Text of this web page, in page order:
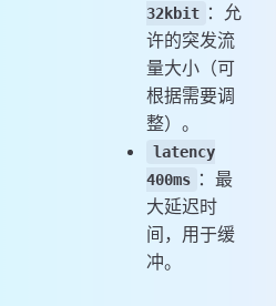
32kbit ：允
许的突发流
量大小（可
根据需要调
整）。
latency
400ms ：最
大延迟时
间，用于缓
冲。